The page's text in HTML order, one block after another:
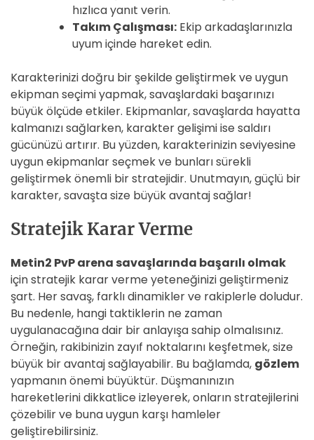
hızlıca yanıt verin.
Takım Çalışması: Ekip arkadaşlarınızla
uyum içinde hareket edin.
Karakterinizi doğru bir şekilde geliştirmek ve uygun
ekipman seçimi yapmak, savaşlardaki başarınızı
büyük ölçüde etkiler. Ekipmanlar, savaşlarda hayatta
kalmanızı sağlarken, karakter gelişimi ise saldırı
gücünüzü artırır. Bu yüzden, karakterinizin seviyesine
uygun ekipmanlar seçmek ve bunları sürekli
geliştirmek önemli bir stratejidir. Unutmayın, güçlü bir
karakter, savaşta size büyük avantaj sağlar!
Stratejik Karar Verme
Metin2 PvP arena savaşlarında başarılı olmak
için stratejik karar verme yeteneğinizi geliştirmeniz
şart. Her savaş, farklı dinamikler ve rakiplerle doludur.
Bu nedenle, hangi taktiklerin ne zaman
uygulanacağına dair bir anlayışa sahip olmalısınız.
Örneğin, rakibinizin zayıf noktalarını keşfetmek, size
büyük bir avantaj sağlayabilir. Bu bağlamda, gözlem
yapmanın önemi büyüktür. Düşmanınızın
hareketlerini dikkatlice izleyerek, onların stratejilerini
çözebilir ve buna uygun karşı hamleler
geliştirebilirsiniz.